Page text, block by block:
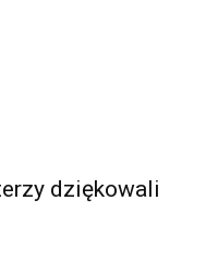
dziękowali